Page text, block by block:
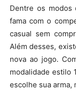
Dentre os
fama com o
casual sem
Além desses,
nova ao jogo.
modalidade estilo
escolhe sua arma,